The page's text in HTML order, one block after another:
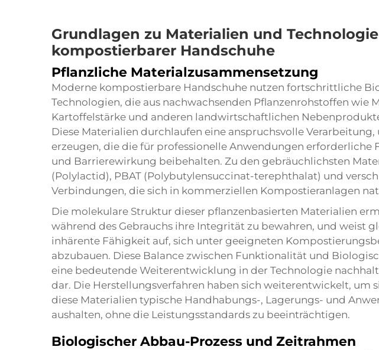
Grundlagen zu Materialien und Technologie
kompostierbarer Handschuhe
Pflanzliche Materialzusammensetzung
Moderne kompostierbare Handschuhe nutzen fortschrittliche
Technologien, die aus nachwachsenden Pflanzenrohstoffen wie
Kartoffelstärke und anderen landwirtschaftlichen
Diese Materialien durchlaufen eine anspruchsvolle Verarbeitung,
erzeugen, die die für professionelle Anwendungen
und Barrierewirkung beibehalten. Zu den gebräuchlichsten
(Polylactid), PBAT (Polybutylensuccinat-terephthalat) und
Verbindungen, die sich in kommerziellen Kompostieranlagen
Die molekulare Struktur dieser pflanzenbasierten Materialien
während des Gebrauchs ihre Integrität zu bewahren, und weist
inhärente Fähigkeit auf, sich unter geeigneten
abzubauen. Diese Balance zwischen Funktionalität und
eine bedeutende Weiterentwicklung in der Technologie
dar. Die Herstellungsverfahren haben sich weiterentwickelt, um
diese Materialien typische Handhabungs-, Lagerungs- und
aushalten, ohne die Leistungsstandards zu beeinträchtigen.
Biologischer Abbau-Prozess und Zeitrahmen